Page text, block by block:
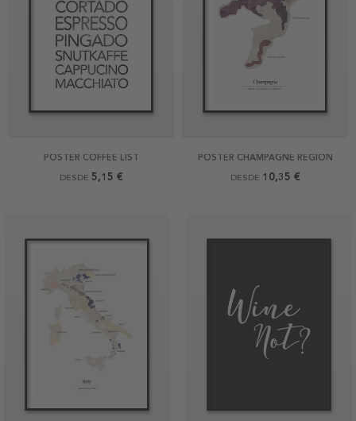
POSTER COFFEE LIST
DESDE 5,15 €
POSTER CHAMPAGNE REGION
DESDE 10,35 €